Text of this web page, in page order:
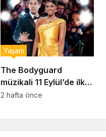
The Bodyguard
müzikali 11 Eylül’de ilk
kez Türkiye’de
Yaşam
2 hafta önce